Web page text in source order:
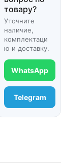
товару?
Уточните
наличие,
комплектаци
ю и доставку.
WhatsApp
Telegram